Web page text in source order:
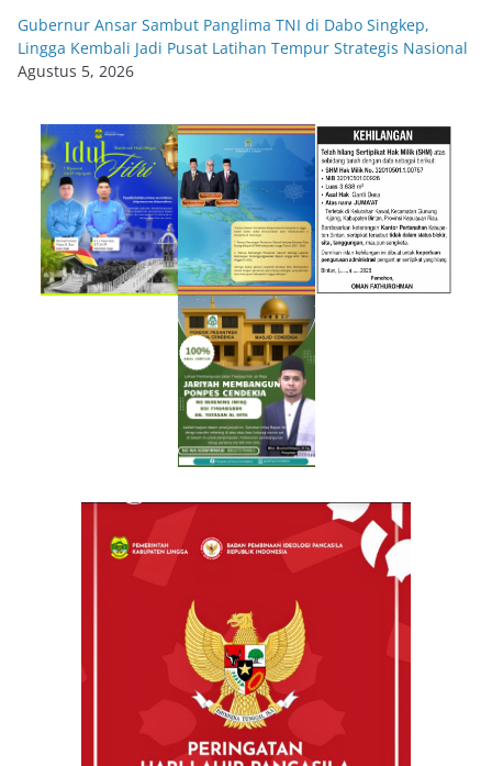
Gubernur Ansar Sambut Panglima TNI di Dabo Singkep,
Lingga Kembali Jadi Pusat Latihan Tempur Strategis Nasional
Agustus 5, 2026